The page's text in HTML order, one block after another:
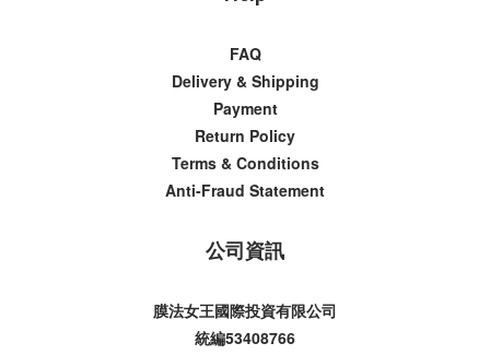
FAQ
Delivery & Shipping
Payment
Return Policy
Terms & Conditions
Anti-Fraud Statement
公司資訊
膜法女王國際投資有限公司
統編53408766